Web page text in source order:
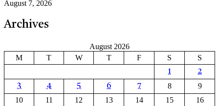
August 7, 2026
Archives
August 2026
M
T W T F S S
1
2
3
4 5 6 7 8
9
10
11 12 13 14 15 16